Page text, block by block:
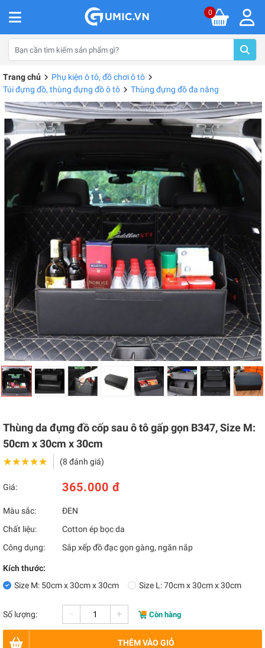
0
Trang chủ
Phụ kiện ô tô, đồ chơi ô tô
Túi đựng đồ, thùng đựng đồ ô tô
Thùng đựng đồ đa năng
Thùng da đựng đồ cốp sau ô tô gấp gọn B347, Size M:
50cm x 30cm x 30cm
★★★★★
★★★★★ (8 đánh giá)
Giá: 365.000 đ
Màu sắc:
ĐEN
Chất liệu:
Cotton ép bọc da
Công dụng:
Sắp xếp đồ đạc gọn gàng, ngăn nắp
Kích thước:
Size M: 50cm x 30cm x 30cm
Size L: 70cm x 30cm x 30cm
Số lượng: - + Còn hàng
THÊM VÀO GIỎ